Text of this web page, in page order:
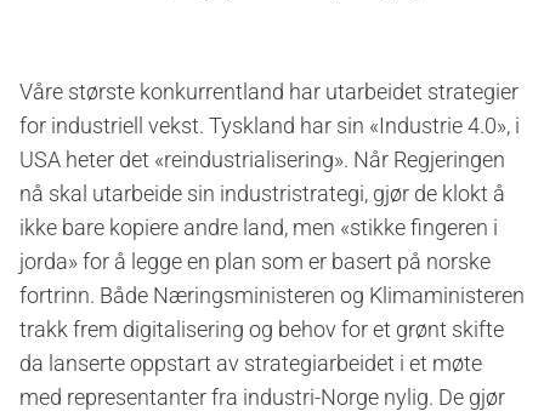
Våre største konkurrentland har utarbeidet strategier
for industriell vekst. Tyskland har sin «Industrie 4.0», i
USA heter det «reindustrialisering». Når Regjeringen
nå skal utarbeide sin industristrategi, gjør de klokt å
ikke bare kopiere andre land, men «stikke fingeren i
jorda» for å legge en plan som er basert på norske
fortrinn. Både Næringsministeren og Klimaministeren
trakk frem digitalisering og behov for et grønt skifte
da lanserte oppstart av strategiarbeidet i et møte
med representanter fra industri-Norge nylig. De gjør